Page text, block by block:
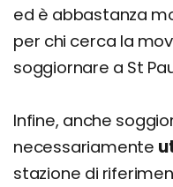
ed è abbastanza
per chi cerca la
soggiornare a St
Infine, anche
necessariamente
stazione di